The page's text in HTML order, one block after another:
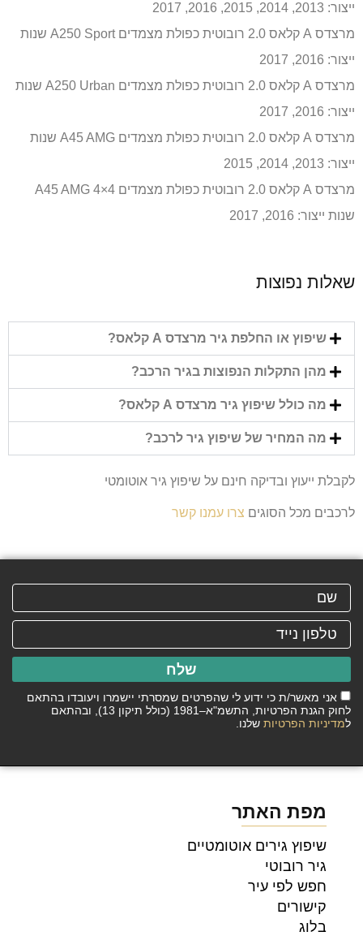
ייצור: 2013, 2014, 2015, 2016, 2017
מרצדס A קלאס 2.0 רובוטית כפולת מצמדים A250 Sport שנות
ייצור: 2016, 2017
מרצדס A קלאס 2.0 רובוטית כפולת מצמדים A250 Urban שנות
ייצור: 2016, 2017
מרצדס A קלאס 2.0 רובוטית כפולת מצמדים A45 AMG שנות
ייצור: 2013, 2014, 2015
מרצדס A קלאס 2.0 רובוטית כפולת מצמדים A45 AMG 4×4
שנות ייצור: 2016, 2017
שאלות נפוצות
שיפוץ או החלפת גיר מרצדס A קלאס?
מהן התקלות הנפוצות בגיר הרכב?
מה כולל שיפוץ גיר מרצדס A קלאס?
מה המחיר של שיפוץ גיר לרכב?
לקבלת ייעוץ ובדיקה חינם על שיפוץ גיר אוטומטי
לרכבים מכל הסוגים צרו עמנו קשר
אני מאשר/ת כי ידוע לי שהפרטים שמסרתי יישמרו ויעובדו בהתאם
לחוק הגנת הפרטיות, התשמ"א–1981 (כולל תיקון 13), ובהתאם
למדיניות הפרטיות שלנו.
שלח
מפת האתר
שיפוץ גירים אוטומטיים
גיר רובוטי
חפש לפי עיר
קישורים
בלוג